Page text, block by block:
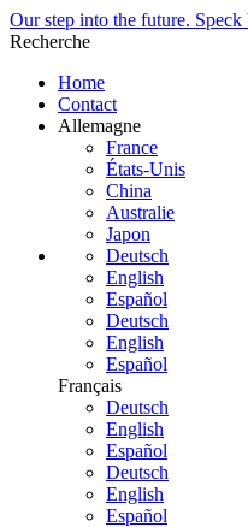
Our step into the future. Speck
Recherche
Home
Contact
Allemagne
France
États-Unis
China
Australie
Japon
Deutsch
English
Español
Deutsch
English
Español
Français
Deutsch
English
Español
Deutsch
English
Español